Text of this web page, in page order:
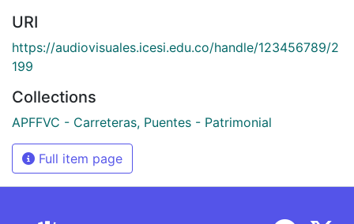
URI
https://audiovisuales.icesi.edu.co/handle/123456789/2
199
Collections
APFFVC - Carreteras, Puentes - Patrimonial
Full item page